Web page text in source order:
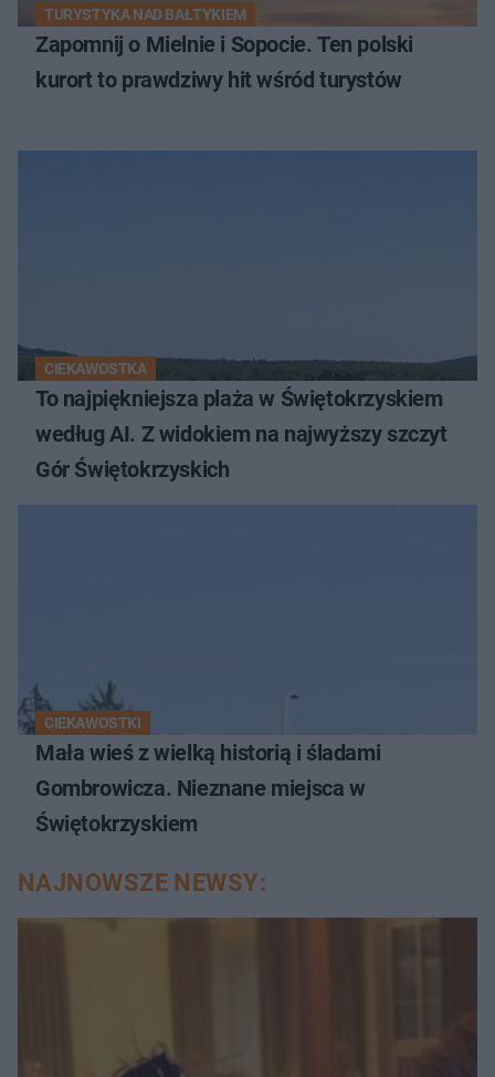
TURYSTYKA NAD BAŁTYKIEM
Zapomnij o Mielnie i Sopocie. Ten polski
kurort to prawdziwy hit wśród turystów
CIEKAWOSTKA
To najpiękniejsza plaża w Świętokrzyskiem
według AI. Z widokiem na najwyższy szczyt
Gór Świętokrzyskich
CIEKAWOSTKI
Mała wieś z wielką historią i śladami
Gombrowicza. Nieznane miejsca w
Świętokrzyskiem
NAJNOWSZE NEWSY: